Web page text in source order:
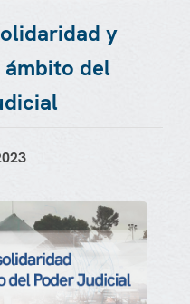
y
ámbito del